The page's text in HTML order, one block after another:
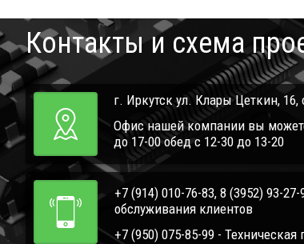
Контакты и схема
г. Иркутск ул. Клары Цеткин, 16,
Офис нашей компании вы
до 17-00 обед с 12-30 до 13-20
+7 (914) 010-76-83, 8 (3952) 93-
обслуживания клиентов
+7 (950) 075-85-99 -